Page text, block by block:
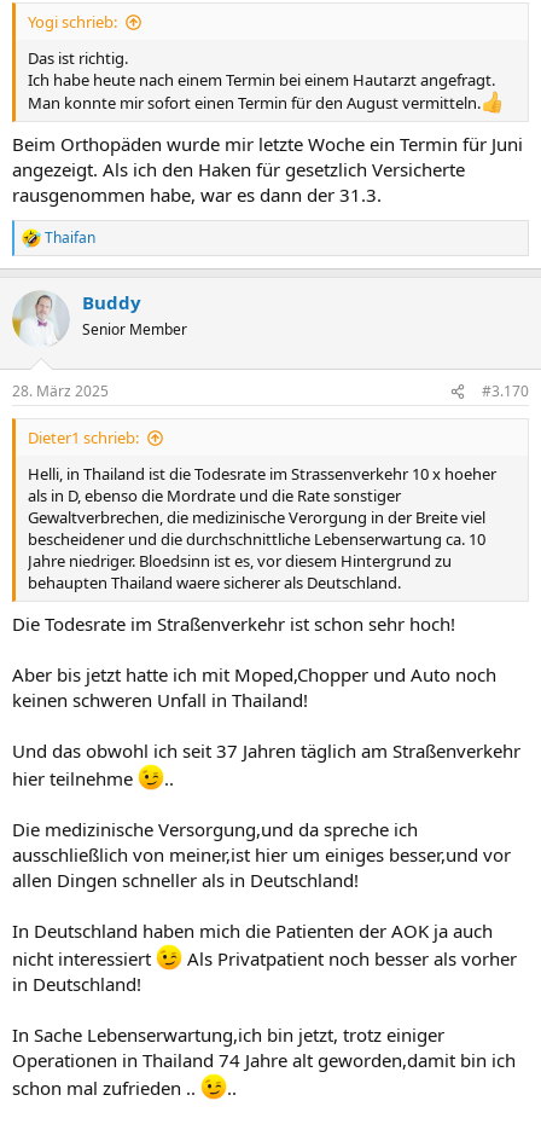
Yogi schrieb:
Das ist richtig.
Ich habe heute nach einem Termin bei einem Hautarzt angefragt.
Man konnte mir sofort einen Termin für den August vermitteln.
Beim Orthopäden wurde mir letzte Woche ein Termin für Juni
angezeigt. Als ich den Haken für gesetzlich Versicherte
rausgenommen habe, war es dann der 31.3.
R
e
k
t
i
n
e
n
Thaifan
Buddy
Senior Member
28. März 2025 #3.170
Dieter1 schrieb:
Helli, in Thailand ist die Todesrate im Strassenverkehr 10 x hoeher
als in D, ebenso die Mordrate und die Rate sonstiger
Gewaltverbrechen, die medizinische Verorgung in der Breite viel
bescheidener und die durchschnittliche Lebenserwartung ca. 10
Jahre niedriger. Bloedsinn ist es, vor diesem Hintergrund zu
behaupten Thailand waere sicherer als Deutschland.
Die Todesrate im Straßenverkehr ist schon sehr hoch!
Aber bis jetzt hatte ich mit Moped,Chopper und Auto noch
keinen schweren Unfall in Thailand!
Und das obwohl ich seit 37 Jahren täglich am Straßenverkehr
hier teilnehme
..
Die medizinische Versorgung,und da spreche ich
ausschließlich von meiner,ist hier um einiges besser,und vor
allen Dingen schneller als in Deutschland!
In Deutschland haben mich die Patienten der AOK ja auch
nicht interessiert
Als Privatpatient noch besser als vorher
in Deutschland!
In Sache Lebenserwartung,ich bin jetzt, trotz einiger
Operationen in Thailand 74 Jahre alt geworden,damit bin ich
schon mal zufrieden ..
..